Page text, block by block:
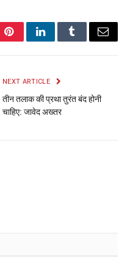
PinterestLinkedInTumblrEmail
NEXT ARTICLE
तीन तलाक की प्रथा तुरंत बंद होनी
चाहिए: जावेद अख्तर